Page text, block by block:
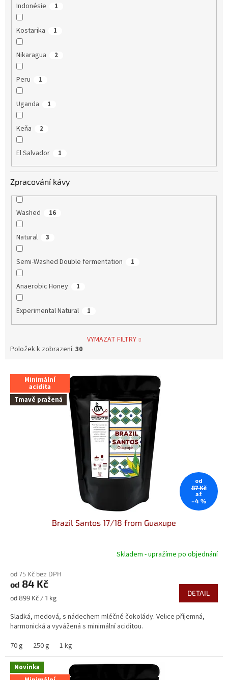
Indonésie 1
Kostarika 1
Nikaragua 2
Peru 1
Uganda 1
Keňa 2
El Salvador 1
Zpracování kávy
Washed 16
Natural 3
Semi-Washed Double fermentation 1
Anaerobic Honey 1
Experimental Natural 1
VYMAZAT FILTRY
Položek k zobrazení: 30
V
p
Minimální
acidita
Tmavě pražená
od
87 Kč
až
–4 %
Brazil Santos 17/18 from Guaxupe
produktu
je
5,0
z
5
hvězdiček.
Skladem - upražíme po objednání
od 75 Kč bez DPH
od 84 Kč
Měrná
od 899 Kč / 1 kg
DETAIL
Sladká, medová, s nádechem mléčné čokolády. Velice příjemná,
harmonická a vyvážená s minimální aciditou.
70 g
250 g 1 kg
Novinka